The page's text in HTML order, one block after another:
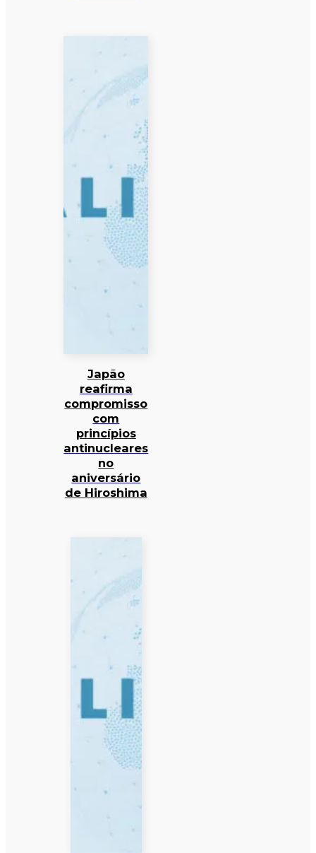
Japão
reafirma
compromisso
com
princípios
antinucleares
no
aniversário
de Hiroshima